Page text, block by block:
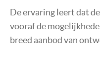
TECHNISCHE INFORMATIE
De ervaring leert dat
vooraf de
breed aanbod van